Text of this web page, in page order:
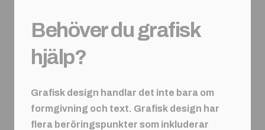
Behöver du grafisk
hjälp?
Grafisk design handlar det inte bara om
formgivning och text. Grafisk design har
flera beröringspunkter som inkluderar